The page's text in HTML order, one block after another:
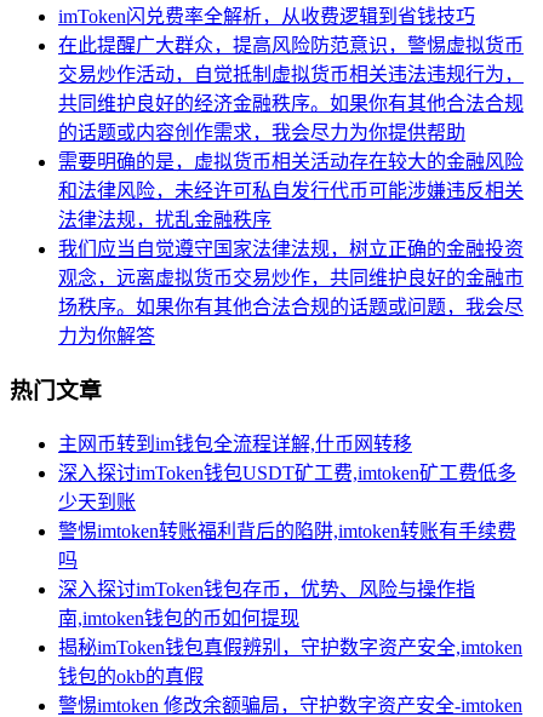
imToken闪兑费率全解析，从收费逻辑到省钱技巧
在此提醒广大群众，提高风险防范意识，警惕虚拟货币
交易炒作活动，自觉抵制虚拟货币相关违法违规行为，
共同维护良好的经济金融秩序。如果你有其他合法合规
的话题或内容创作需求，我会尽力为你提供帮助
需要明确的是，虚拟货币相关活动存在较大的金融风险
和法律风险，未经许可私自发行代币可能涉嫌违反相关
法律法规，扰乱金融秩序
我们应当自觉遵守国家法律法规，树立正确的金融投资
观念，远离虚拟货币交易炒作，共同维护良好的金融市
场秩序。如果你有其他合法合规的话题或问题，我会尽
力为你解答
热门文章
主网币转到im钱包全流程详解,什币网转移
深入探讨imToken钱包USDT矿工费,imtoken矿工费低多
少天到账
警惕imtoken转账福利背后的陷阱,imtoken转账有手续费
吗
深入探讨imToken钱包存币，优势、风险与操作指
南,imtoken钱包的币如何提现
揭秘imToken钱包真假辨别，守护数字资产安全,imtoken
钱包的okb的真假
警惕imtoken 修改余额骗局，守护数字资产安全-imtoken